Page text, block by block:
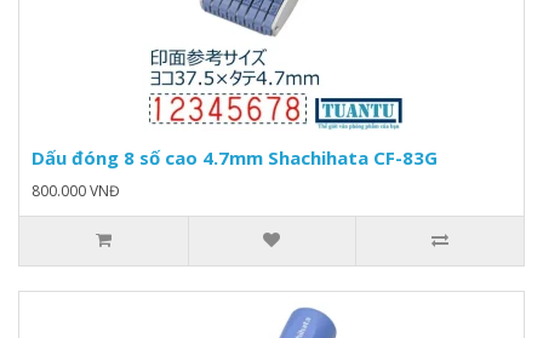
Dấu đóng 8 số cao 4.7mm Shachihata CF-83G
800.000 VNĐ